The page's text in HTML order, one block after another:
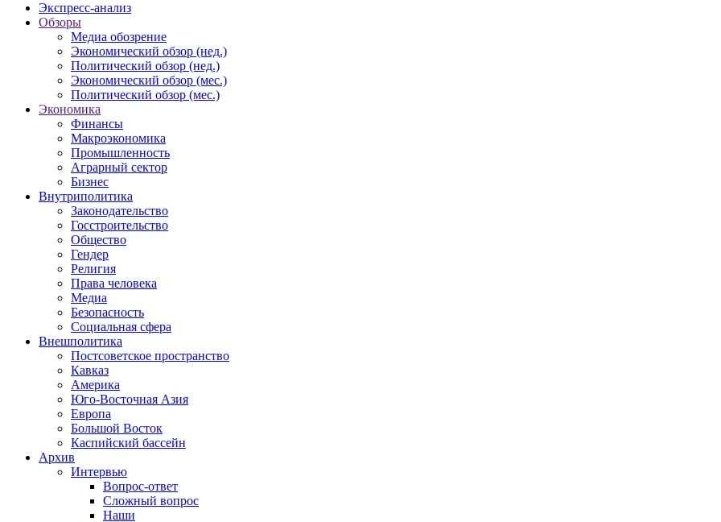
Экспресс-анализ
Обзоры
Медиа обозрение
Экономический обзор (нед.)
Политический обзор (нед.)
Экономический обзор (мес.)
Политический обзор (мес.)
Экономика
Финансы
Макроэкономика
Промышленность
Аграрный сектор
Бизнес
Внутриполитика
Законодательство
Госстроительство
Общество
Гендер
Религия
Права человека
Медиа
Безопасность
Социальная сфера
Внешполитика
Постсоветское пространство
Кавказ
Америка
Юго-Восточная Азия
Европа
Большой Восток
Каспийский бассейн
Архив
Интервью
Вопрос-ответ
Сложный вопрос
Наши